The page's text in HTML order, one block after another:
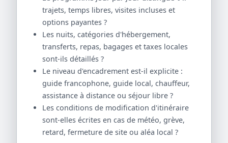
trajets, temps libres, visites incluses et
options payantes ?
Les nuits, catégories d'hébergement,
transferts, repas, bagages et taxes locales
sont-ils détaillés ?
Le niveau d'encadrement est-il explicite :
guide francophone, guide local, chauffeur,
assistance à distance ou séjour libre ?
Les conditions de modification d'itinéraire
sont-elles écrites en cas de météo, grève,
retard, fermeture de site ou aléa local ?